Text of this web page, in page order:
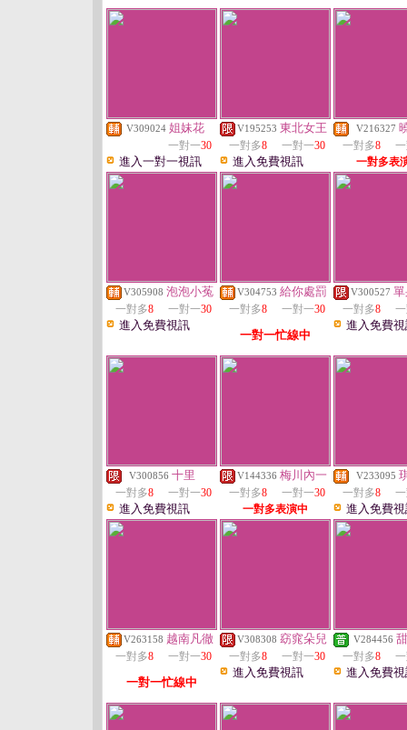
V309024 姐妹花
一對一30
進入一對一視訊
V195253 東北女王
一對多8 一對一30
進入免費視訊
V216327
一對多8
一對多表
V305908 泡泡小菟
一對多8 一對一30
進入免費視訊
V304753 給你處罰
一對多8 一對一30
一對一忙線中
V300527
一對多8
進入免費
V300856 十里
一對多8 一對一30
進入免費視訊
V144336 梅川內一
一對多8 一對一30
一對多表演中
V233095
一對多8
進入免費
V263158 越南凡徹
一對多8 一對一30
一對一忙線中
V308308 窈窕朵兒
一對多8 一對一30
進入免費視訊
V284456
一對多8
進入免費